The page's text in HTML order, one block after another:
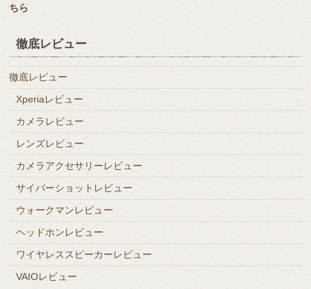
ちら
徹底レビュー
徹底レビュー
Xperiaレビュー
カメラレビュー
レンズレビュー
カメラアクセサリーレビュー
サイバーショットレビュー
ウォークマンレビュー
ヘッドホンレビュー
ワイヤレススピーカーレビュー
VAIOレビュー